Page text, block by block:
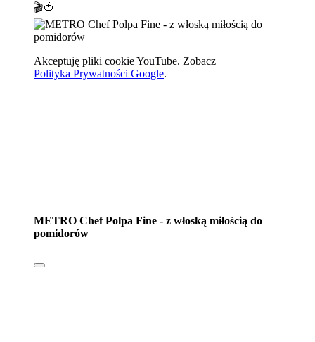
🎬🍅
Akceptuję pliki cookie YouTube. Zobacz
Polityka Prywatności Google.
METRO Chef Polpa Fine - z włoską miłością do
pomidorów